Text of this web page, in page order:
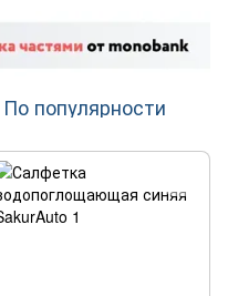
По популярности